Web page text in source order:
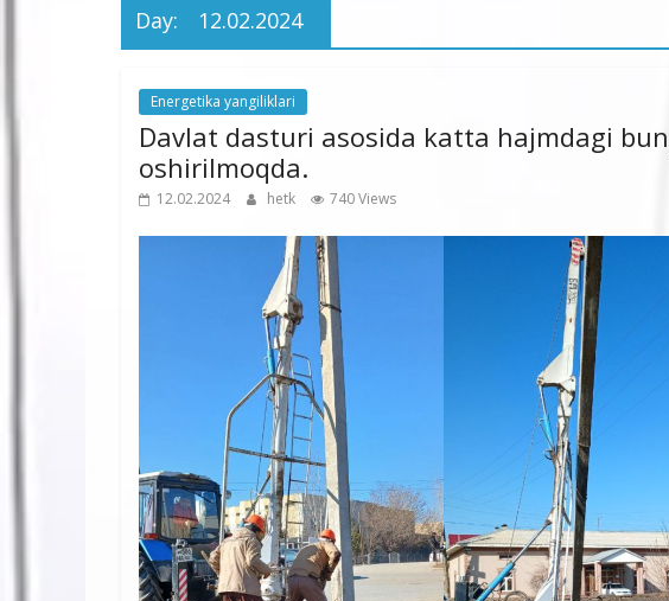
Day: 12.02.2024
Energetika yangiliklari
Davlat dasturi asosida katta hajmdagi
oshirilmoqda.
12.02.2024 hetk 740 Views